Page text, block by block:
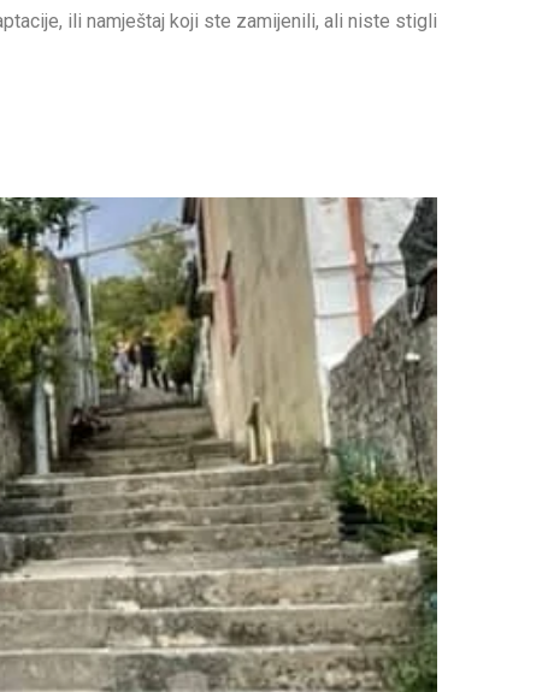
ili namještaj koji ste zamijenili, ali niste stigli